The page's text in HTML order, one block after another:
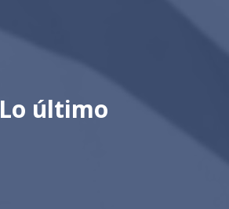
Lo último